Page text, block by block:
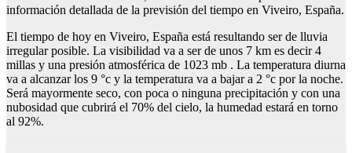
información detallada de la previsión del tiempo en Viveiro, España.
El tiempo de hoy en Viveiro, España está resultando ser de lluvia
irregular posible. La visibilidad va a ser de unos 7 km es decir 4
millas y una presión atmosférica de 1023 mb . La temperatura diurna
va a alcanzar los 9 °c y la temperatura va a bajar a 2 °c por la noche.
Será mayormente seco, con poca o ninguna precipitación y con una
nubosidad que cubrirá el 70% del cielo, la humedad estará en torno
al 92%.